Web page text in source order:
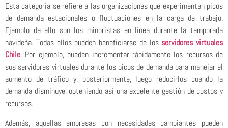
Esta categoría se refiere a las organizaciones que experimentan picos
de demanda estacionales o fluctuaciones en la carga de trabajo.
Ejemplo de ello son los minoristas en línea durante la temporada
navideña. Todas ellos pueden beneficiarse de los servidores virtuales
Chile. Por ejemplo, pueden incrementar rápidamente los recursos de
sus servidores virtuales durante los picos de demanda para manejar el
aumento de tráfico y, posteriormente, luego reducirlos cuando la
demanda disminuye, obteniendo así una excelente gestión de costos y
recursos.
Además, aquellas empresas con necesidades cambiantes pueden